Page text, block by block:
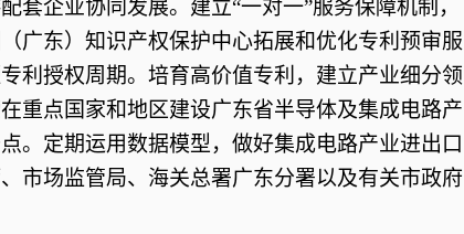
套企业协同发展。建立“一对一”服务保障机制，
广东）知识产权保护中心拓展和优化专利预审服
利授权周期。培育高价值专利，建立产业细分领
重点国家和地区建设广东省半导体及集成电路产
。定期运用数据模型，做好集成电路产业进出口
市场监管局、海关总署广东分署以及有关市政府